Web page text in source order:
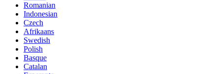
Romanian
Indonesian
Czech
Afrikaans
Swedish
Polish
Basque
Catalan